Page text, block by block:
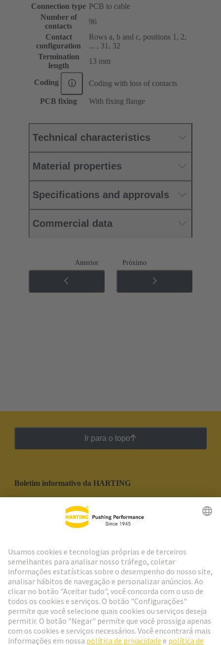
Connection type PCB to cable
Number of
contacts
96
Contact
configuration
Rows a, b and c, positions 1, 2,
... , 31, 32
Termination
length
13 mm
Coding Coding with loss of contacts
PCB fixing With fixing flange
Technical characteristics
Material properties
Specifications and approvals
Commercial data
Anterior Próximo
Ir para o topo
Boletim informativo da HARTING
Social Media